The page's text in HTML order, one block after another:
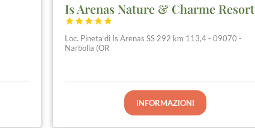
Is Arenas Nature & Charme Resort





Loc. Pineta di Is Arenas SS 292 km 113,4 - 09070 -
Narbolia (OR
INFORMAZIONI